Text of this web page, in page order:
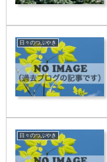
日々のつぶやき
日々のつぶやき